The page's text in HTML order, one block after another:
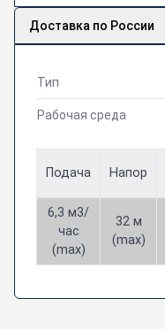
Доставка по России
Тип
Рабочая среда
Подача Напор
6,3 м3/
час
(max)
32 м
(max)